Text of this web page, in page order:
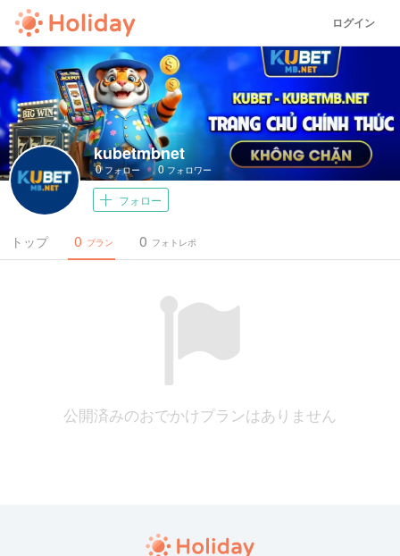
ログイン
kubetmbnet
0 フォロー 0フォロワー
フォロー
トップ プラン
0 フォトレポ
0
公開済みのおでかけプランはありません